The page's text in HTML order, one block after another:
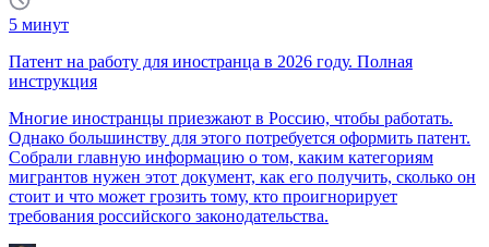
5 минут
Патент на работу для иностранца в 2026 году. Полная
инструкция
Многие иностранцы приезжают в Россию, чтобы работать.
Однако большинству для этого потребуется оформить патент.
Собрали главную информацию о том, каким категориям
мигрантов нужен этот документ, как его получить, сколько он
стоит и что может грозить тому, кто проигнорирует
требования российского законодательства.